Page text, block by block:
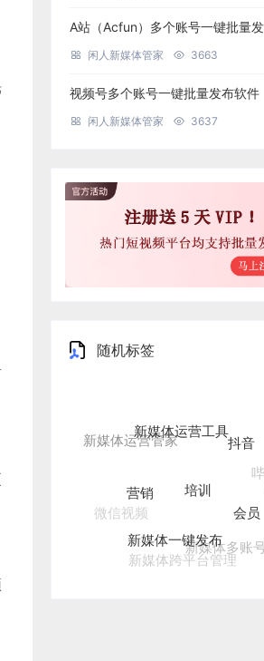
A站（Acfun）多个账号一键批量
闲人新媒体管家 3663
视频号多个账号一键批量发布软件
闲人新媒体管家 3637
随机标签
微信视频
新媒体多账
新媒体跨平台管理
新媒体一键发布